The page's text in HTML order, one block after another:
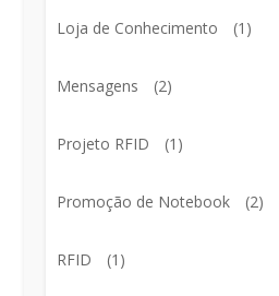
Loja de Conhecimento (1)
Mensagens (2)
Projeto RFID (1)
Promoção de Notebook (2)
RFID (1)